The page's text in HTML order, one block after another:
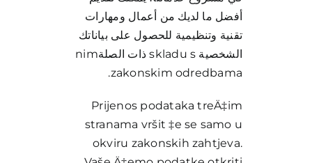
أفضل ما لديك من أعمال ومهارات
تقنية وتنظيمية للحصول على بياناتك
الشخصية skladu s ذات الصلةnim
zakonskim odredbama.
Prijenos podataka treÄ‡im
stranama vršit ‡e se samo u
okviru zakonskih zahtjeva.